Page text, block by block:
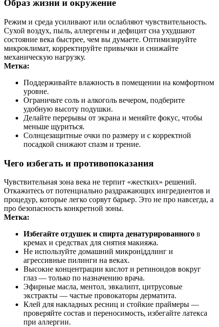
Образ жизни и окружение
Режим и среда усиливают или ослабляют чувствительность.
Сухой воздух, пыль, аллергены и дефицит сна ухудшают
состояние века быстрее, чем вы думаете. Оптимизируйте
микроклимат, корректируйте привычки и снижайте
механическую нагрузку.
Метка:
Поддерживайте влажность в помещении на комфортном
уровне.
Ограничьте соль и алкоголь вечером, подберите
удобную высоту подушки.
Делайте перерывы от экрана и меняйте фокус, чтобы
меньше щуриться.
Солнцезащитные очки по размеру и с корректной
посадкой снижают спазм и трение.
Чего избегать и противопоказания
Чувствительная зона века не терпит «жестких» решений.
Откажитесь от потенциально раздражающих ингредиентов и
процедур, которые легко сорвут барьер. Это не про навсегда, а
про безопасность конкретной зоны.
Метка:
Избегайте отдушек и спирта денатурированного в
кремах и средствах для снятия макияжа.
Не используйте домашний микроніддлинг и
агрессивные пилинги на веках.
Высокие концентрации кислот и ретиноидов вокруг
глаз — только по назначению врача.
Эфирные масла, ментол, эвкалипт, цитрусовые
экстракты — частые провокаторы дерматита.
Клей для накладных ресниц и стойкие праймеры —
проверяйте состав и переносимость, избегайте латекса
при аллергии.